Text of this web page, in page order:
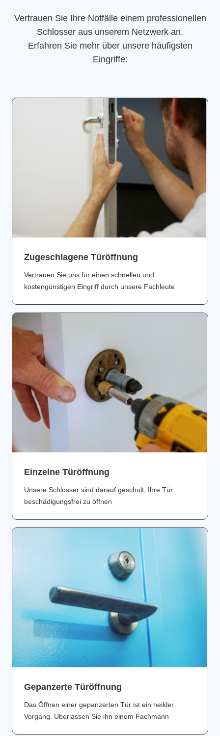
Vertrauen Sie Ihre Notfälle einem professionellen
Schlosser aus unserem Netzwerk an.
Erfahren Sie mehr über unsere häufigsten
Eingriffe:
Zugeschlagene Türöffnung
Vertrauen Sie uns für einen schnellen und
kostengünstigen Eingriff durch unsere Fachleute
Einzelne Türöffnung
Unsere Schlosser sind darauf geschult, Ihre Tür
beschädigungsfrei zu öffnen
Gepanzerte Türöffnung
Das Öffnen einer gepanzerten Tür ist ein heikler
Vorgang. Überlassen Sie ihn einem Fachmann